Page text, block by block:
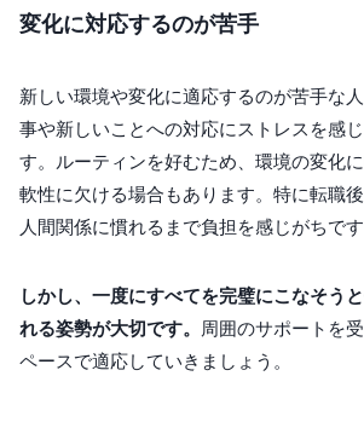
変化に対応するのが苦手
新しい環境や変化に適応するのが苦手な
事や新しいことへの対応にストレスを感
す。ルーティンを好むため、環境の変化
軟性に欠ける場合もあります。特に転職
人間関係に慣れるまで負担を感じがちです
しかし、一度にすべてを完璧にこなそう
れる姿勢が大切です。 周囲のサポートを
ペースで適応していきましょう。